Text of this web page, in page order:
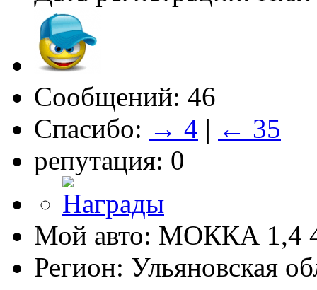
Сообщений: 46
Спасибо: → 4 | ← 35
репутация: 0
Мой авто: МОККА 1,4
Регион: Ульяновская